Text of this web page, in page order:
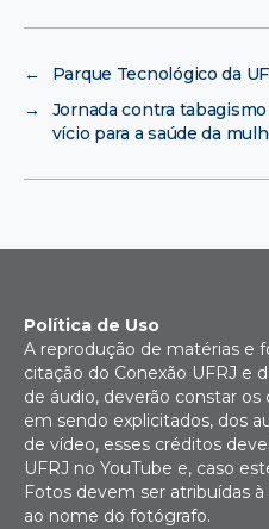
←
Parque Tecnológico da
→
Jornada contra
vício para a saúde da
Política de Uso
A reprodução de matérias e
citação do Conexão UFRJ e
de áudio, deverão constar os
em sendo explicitados, dos
de vídeo, esses créditos
UFRJ no YouTube e, caso
Fotos devem ser atribuídas
ao nome do fotógrafo.